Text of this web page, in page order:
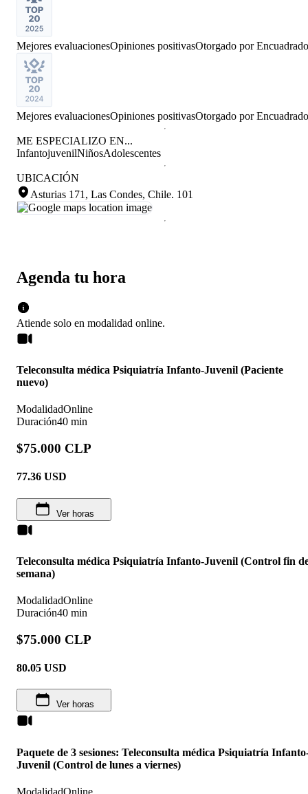
Agenda tu hora
Atiende solo en modalidad online.
Teleconsulta médica Psiquiatría Infanto-Juvenil (Paciente
nuevo)
ModalidadOnline
Duración40 min
$75.000 CLP
77.36 USD
Ver horas
Teleconsulta médica Psiquiatría Infanto-Juvenil (Control fin
semana)
ModalidadOnline
Duración40 min
$75.000 CLP
80.05 USD
Ver horas
Paquete de 3 sesiones: Teleconsulta médica Psiquiatría
Juvenil (Control de lunes a viernes)
ModalidadOnline
Mejores evaluacionesOpiniones positivasOtorgado porEncuadrado
Mejores evaluacionesOpiniones positivasOtorgado porEncuadrado
ME ESPECIALIZO EN...
InfantojuvenilNiñosAdolescentes
UBICACIÓN
Asturias 171, Las Condes, Chile. 101